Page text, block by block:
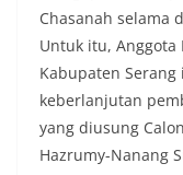
Chasanah selama
Untuk itu, Anggota
Kabupaten
keberlanjutan
yang diusung
Hazrumy-Nanang